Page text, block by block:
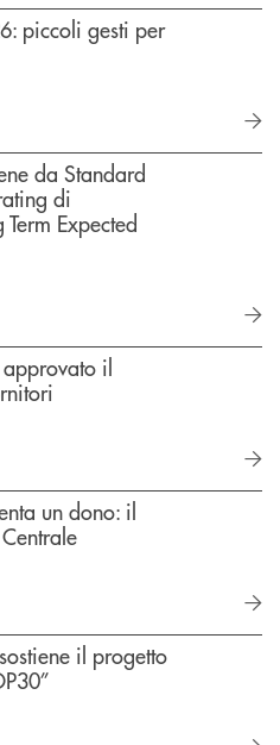
piccoli gesti per
da Standard
di
Expected
il
un dono: il
il progetto